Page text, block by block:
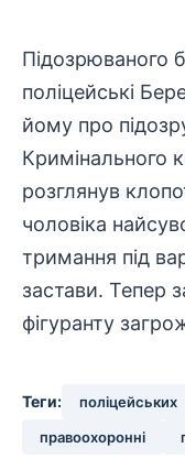
Підозрюваного
поліцейські
йому про
Кримінального
розглянув
чоловіка
тримання під
застави. Тепер
фігуранту
Теги: поліцейських
правоохоронні